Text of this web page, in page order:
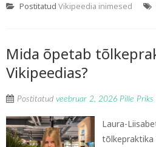
Postitatud Vikipeedia inimesed
Mida õpetab
Vikipeedias?
Postitatud veebruar 2, 2026 Pille Priks
Laura-
tõlkepraktika